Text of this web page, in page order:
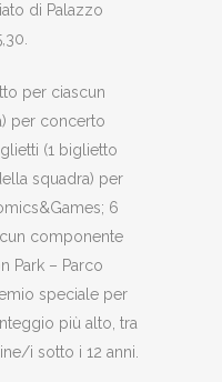
di Palazzo
per ciascun
per concerto
(1 biglietto
squadra) per
6
componente
Park – Parco
speciale per
più alto, tra
i sotto i 12 anni.